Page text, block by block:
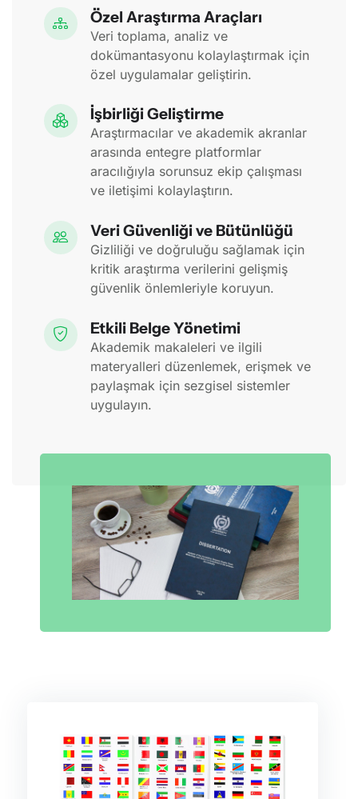
Özel Araştırma Araçları
Veri toplama, analiz ve
dokümantasyonu kolaylaştırmak için
özel uygulamalar geliştirin.
İşbirliği Geliştirme
Araştırmacılar ve akademik akranlar
arasında entegre platformlar
aracılığıyla sorunsuz ekip çalışması
ve iletişimi kolaylaştırın.
Veri Güvenliği ve Bütünlüğü
Gizliliği ve doğruluğu sağlamak için
kritik araştırma verilerini gelişmiş
güvenlik önlemleriyle koruyun.
Etkili Belge Yönetimi
Akademik makaleleri ve ilgili
materyalleri düzenlemek, erişmek ve
paylaşmak için sezgisel sistemler
uygulayın.